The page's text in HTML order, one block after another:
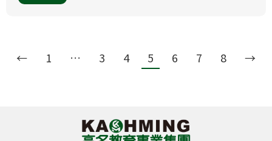
← 1 … 3 4 5 6 7 8 →